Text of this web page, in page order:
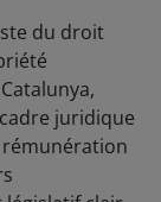
du droit
juridique